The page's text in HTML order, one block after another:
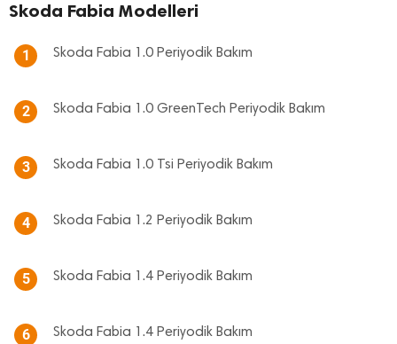
Skoda Fabia Modelleri
1 Skoda Fabia 1.0 Periyodik Bakım
2 Skoda Fabia 1.0 GreenTech Periyodik Bakım
3 Skoda Fabia 1.0 Tsi Periyodik Bakım
4 Skoda Fabia 1.2 Periyodik Bakım
5 Skoda Fabia 1.4 Periyodik Bakım
6 Skoda Fabia 1.4 Periyodik Bakım